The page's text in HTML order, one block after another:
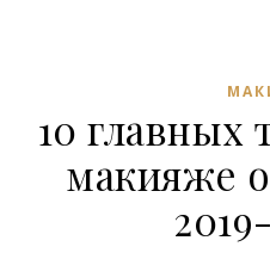
10 главных
макияже